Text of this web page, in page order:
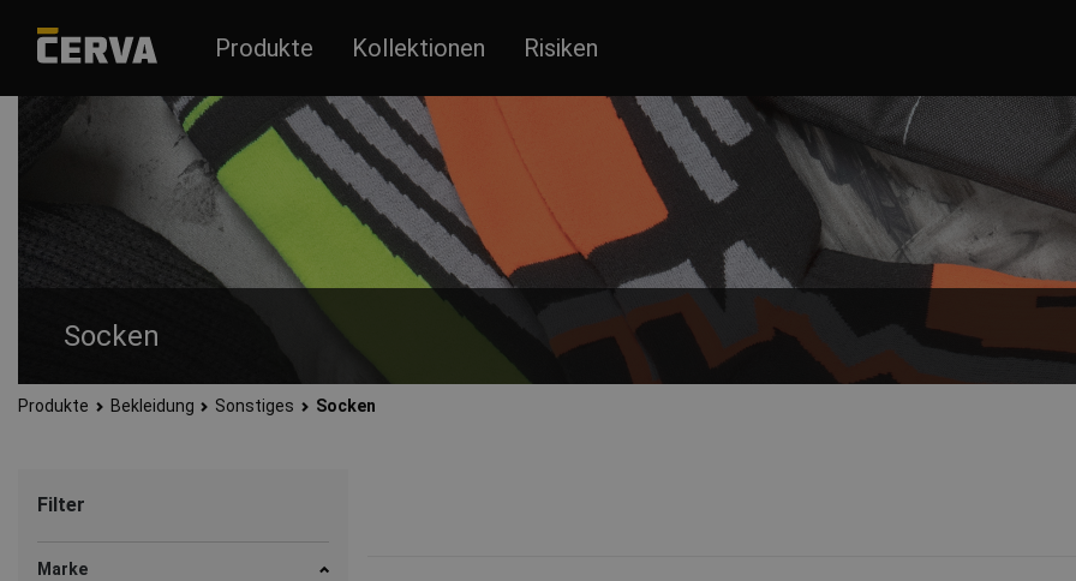
Produkte Kollektionen Risiken
Socken
High or ankle socks suitable for demanding work environments and for active pastimes.
Produkte Bekleidung Sonstiges Socken
Filter
Marke